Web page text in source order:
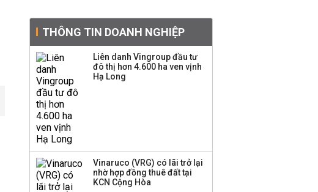
triển quỹ hưu trí: Từ tiết
kiệm gia đình thành
nguồn cấp vốn dài hạn
và kinh nghiệm từ
Malaysia
Iran xem xét cấm tàu
THÔNG TIN DOANH NGHIỆP
Liên danh Vingroup đầu tư
đô thị hơn 4.600 ha ven vịnh
Hạ Long
Vinaruco (VRG) có lãi trở lại
nhờ hợp đồng thuê đất tại
KCN Cộng Hòa